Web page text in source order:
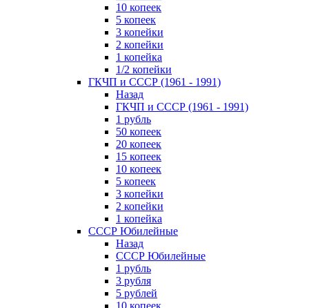
10 копеек
5 копеек
3 копейки
2 копейки
1 копейка
1/2 копейки
ГКЧП и СССР (1961 - 1991)
Назад
ГКЧП и СССР (1961 - 1991)
1 рубль
50 копеек
20 копеек
15 копеек
10 копеек
5 копеек
3 копейки
2 копейки
1 копейка
СССР Юбилейные
Назад
СССР Юбилейные
1 рубль
3 рубля
5 рублей
10 копеек